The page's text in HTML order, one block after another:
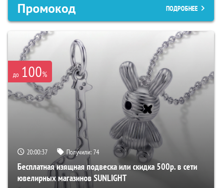
Промокод ПОДРОБНЕЕ
до 100%
20:00:37 Получили:74
Бесплатная изящная подвеска или скидка 500р. в сети
ювелирных магазинов SUNLIGHT